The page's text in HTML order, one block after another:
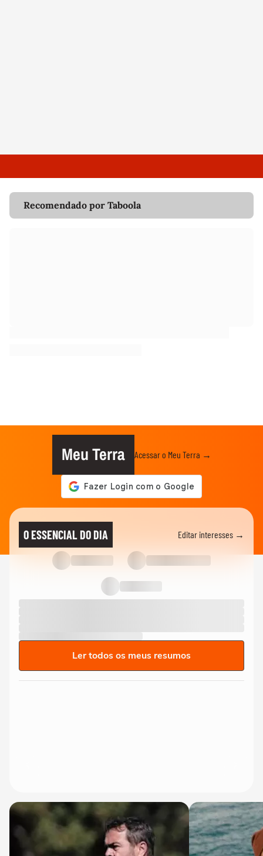
Recomendado por Taboola
Meu Terra Acessar o Meu Terra →
O ESSENCIAL DO DIA Editar interesses →
Ler todos os meus resumos